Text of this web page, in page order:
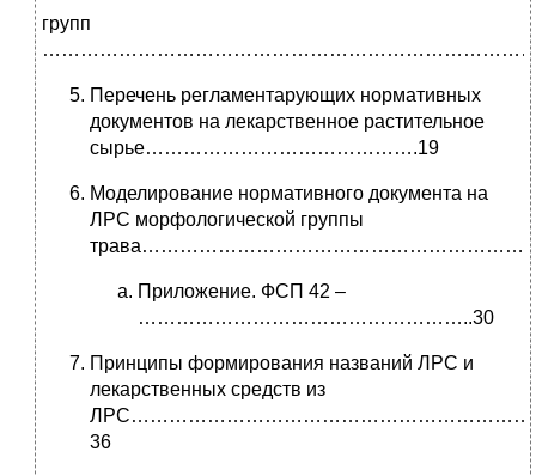
групп
Перечень регламентарующих нормативных
документов на лекарственное растительное
сырье…………………………………….19
Моделирование нормативного документа на
ЛРС морфологической группы
Приложение. ФСП 42 –
……………………………………………..30
Принципы формирования названий ЛРС и
лекарственных средств из
36